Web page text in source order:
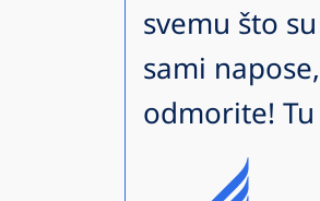
svemu što
sami
odmorite!